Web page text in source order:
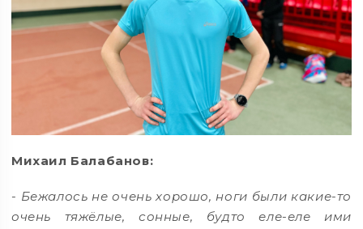
Михаил Балабанов:
- Бежалось не очень хорошо, ноги были какие-то
очень тяжёлые, сонные, будто еле-еле ими